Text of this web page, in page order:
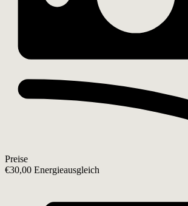
Preise
€30,00 Energieausgleich